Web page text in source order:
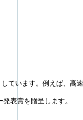
ています。例え
表賞を贈呈します。